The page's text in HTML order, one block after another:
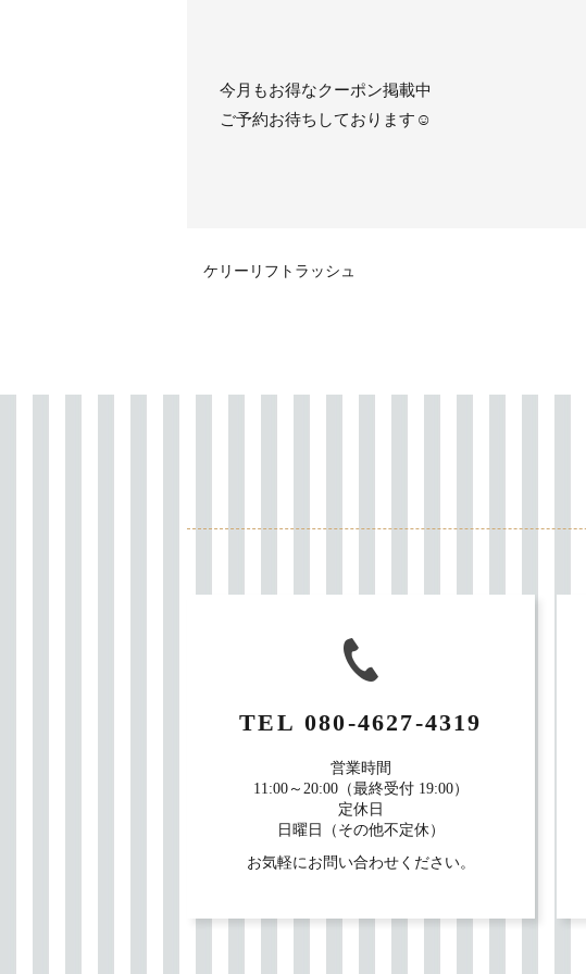
今月もお得なクーポン掲載中
ご予約お待ちしております☺
ケリーリフトラッシュ
TEL080-4627-4319
営業時間
11:00～20:00（最終受付 19:00）
定休日
日曜日（その他不定休）
お気軽にお問い合わせください。